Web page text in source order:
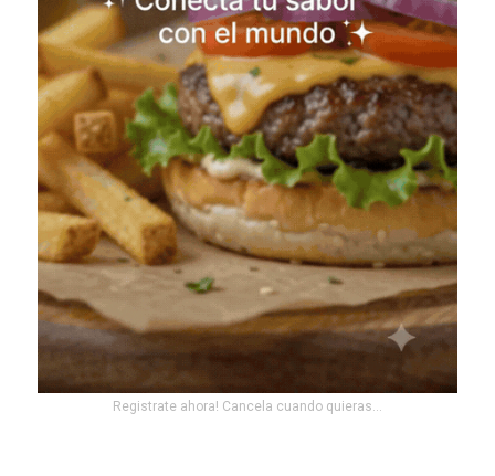
Registrate ahora! Cancela cuando quieras...